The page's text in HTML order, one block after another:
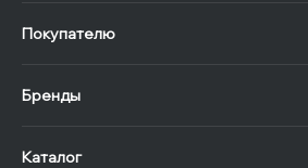
Покупателю
Бренды
Каталог